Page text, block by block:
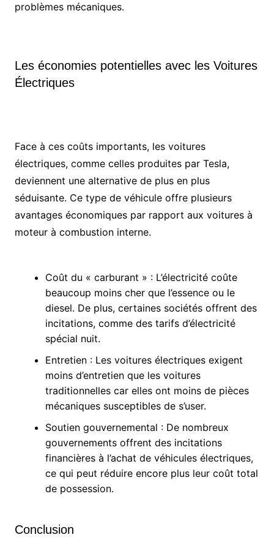
problèmes mécaniques.
Les économies potentielles avec les Voitures
Électriques
Face à ces coûts importants, les voitures
électriques, comme celles produites par Tesla,
deviennent une alternative de plus en plus
séduisante. Ce type de véhicule offre plusieurs
avantages économiques par rapport aux voitures à
moteur à combustion interne.
Coût du « carburant » : L’électricité coûte
beaucoup moins cher que l’essence ou le
diesel. De plus, certaines sociétés offrent des
incitations, comme des tarifs d’électricité
spécial nuit.
Entretien : Les voitures électriques exigent
moins d’entretien que les voitures
traditionnelles car elles ont moins de pièces
mécaniques susceptibles de s’user.
Soutien gouvernemental : De nombreux
gouvernements offrent des incitations
financières à l’achat de véhicules électriques,
ce qui peut réduire encore plus leur coût total
de possession.
Conclusion